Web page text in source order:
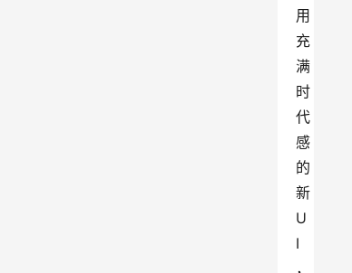
用
充
满
时
代
感
的
新
U
I
，